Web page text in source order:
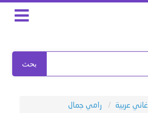
بحث
اغاني عربية
رامي جمال